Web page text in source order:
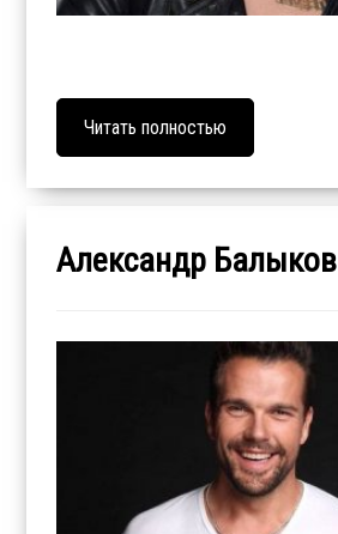
Читать полностью
Александр Балыков